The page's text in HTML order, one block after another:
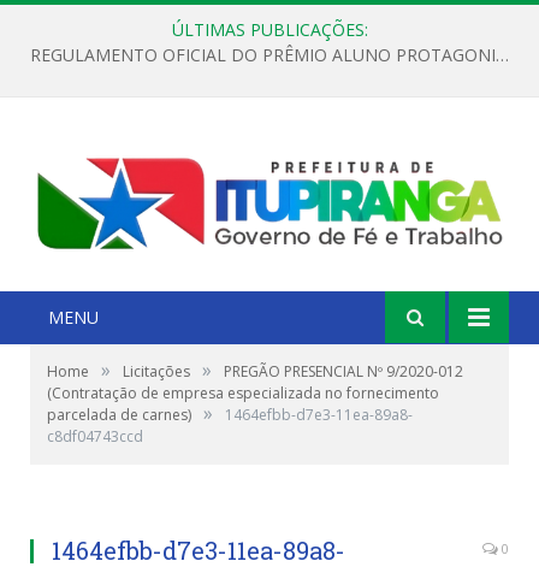
ÚLTIMAS PUBLICAÇÕES:
REGULAMENTO OFICIAL DO PRÊMIO ALUNO PROTAGONISTA – EDIÇÃO 2026
MENU
Home » Licitações »
PREGÃO PRESENCIAL Nº 9/2020-012
(Contratação de empresa especializada no fornecimento
parcelada de carnes) »
1464efbb-d7e3-11ea-89a8-
c8df04743ccd
1464efbb-d7e3-11ea-89a8-
0